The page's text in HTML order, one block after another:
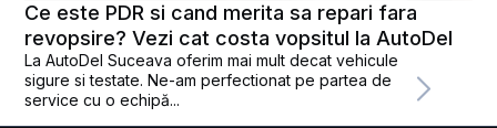
Ce este PDR si cand merita sa repari fara
revopsire? Vezi cat costa vopsitul la AutoDel
La AutoDel Suceava oferim mai mult decat vehicule
sigure si testate. Ne-am perfectionat pe partea de
service cu o echipă...